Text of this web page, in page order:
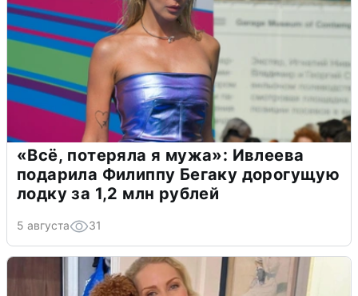
«Всё, потеряла я мужа»: Ивлеева
подарила Филиппу Бегаку дорогущую
лодку за 1,2 млн рублей
5 августа 31